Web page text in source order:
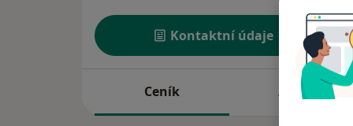
Kontaktní údaje
Ceník Adresy